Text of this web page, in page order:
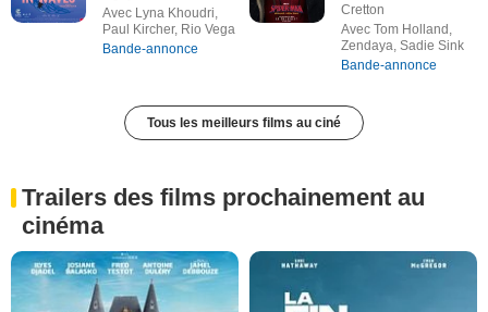
Avec Lyna Khoudri,
Paul Kircher, Rio Vega
Bande-annonce
Cretton
Avec Tom Holland,
Zendaya, Sadie Sink
Bande-annonce
Tous les meilleurs films au ciné
Trailers des films prochainement au
cinéma